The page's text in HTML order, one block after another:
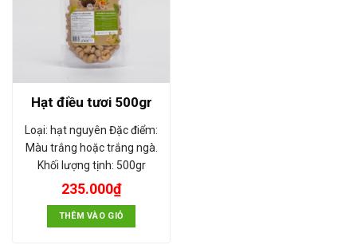
Hạt điều tươi 500gr
Loại: hạt nguyên Đặc điểm:
Màu trắng hoặc trắng ngà.
Khối lượng tịnh: 500gr
235.000₫
THÊM VÀO GIỎ